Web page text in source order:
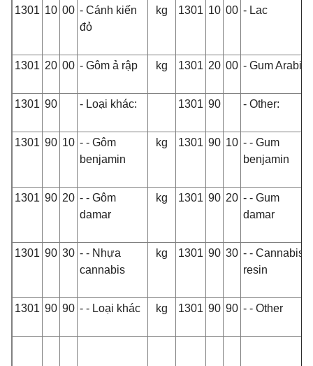
1301 10 00 - Cánh kiến
đỏ
kg 1301 10 00 - Lac
1301 20 00 - Gôm ả rập kg 1301 20 00 - Gum Arabic
1301 90 - Loại khác: 1301 90 - Other:
1301 90 10 - - Gôm
benjamin
kg 1301 90 10 - - Gum
benjamin
1301 90 20 - - Gôm
damar
kg 1301 90 20 - - Gum
damar
1301 90 30 - - Nhựa
cannabis
kg 1301 90 30 - - Cannabis
resin
1301 90 90 - - Loại khác kg 1301 90 90 - - Other